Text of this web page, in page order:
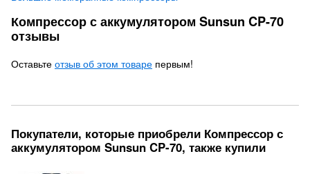
Компрессор с аккумулятором Sunsun CP-70
отзывы
Оставьте отзыв об этом товаре первым!
Покупатели, которые приобрели Компрессор с
аккумулятором Sunsun CP-70, также купили